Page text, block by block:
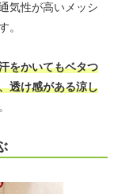
気性が高いメッシ
。
をかいてもベタつ
透け感がある涼し